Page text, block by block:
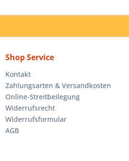
Shop Service
Kontakt
Zahlungsarten & Versandkosten
Online-Streitbeilegung
Widerrufsrecht
Widerrufsformular
AGB